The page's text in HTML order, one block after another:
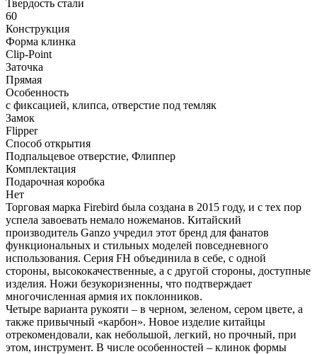
Твердость стали
60
Конструкция
Форма клинка
Clip-Point
Заточка
Прямая
Особенность
с фиксацией, клипса, отверстие под темляк
Замок
Flipper
Способ открытия
Подпальцевое отверстие, Флиппер
Комплектация
Подарочная коробка
Нет
Торговая марка Firebird была создана в 2015 году, и с тех пор
успела завоевать немало ножеманов. Китайский
производитель Ganzo учредил этот бренд для фанатов
функциональных и стильных моделей повседневного
использования. Серия FH объединила в себе, с одной
стороны, высококачественные, а с другой стороны, доступные
изделия. Ножи безукоризненны, что подтверждает
многочисленная армия их поклонников.
Четыре варианта рукояти – в черном, зеленом, сером цвете, а
также привычный «карбон». Новое изделие китайцы
отрекомендовали, как небольшой, легкий, но прочный, при
этом, инструмент. В числе особенностей – клинок формы